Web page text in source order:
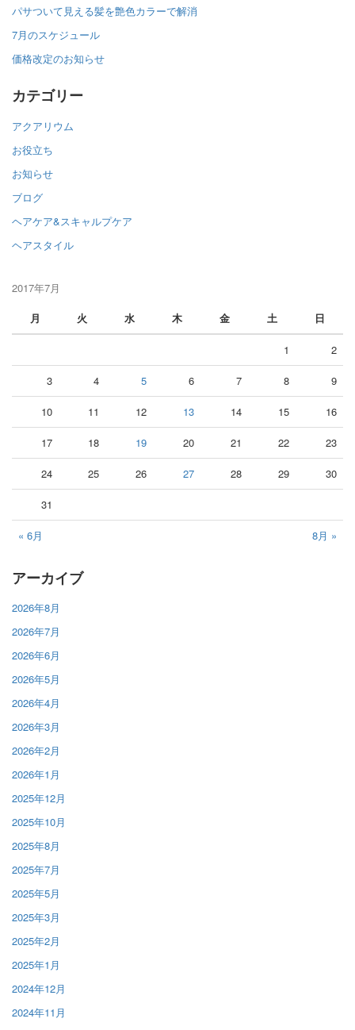
パサついて見える髪を艶色カラーで解消
7月のスケジュール
価格改定のお知らせ
カテゴリー
アクアリウム
お役立ち
お知らせ
ブログ
ヘアケア&スキャルプケア
ヘアスタイル
2017年7月
月
火 水 木 金 土 日
« 6月 8月 »
1 2
3 4 5 6 7 8 9
10 11 12 13 14 15 16
17 18 19 20 21 22 23
24 25 26 27 28 29 30
31
アーカイブ
2026年8月
2026年7月
2026年6月
2026年5月
2026年4月
2026年3月
2026年2月
2026年1月
2025年12月
2025年10月
2025年8月
2025年7月
2025年5月
2025年3月
2025年2月
2025年1月
2024年12月
2024年11月